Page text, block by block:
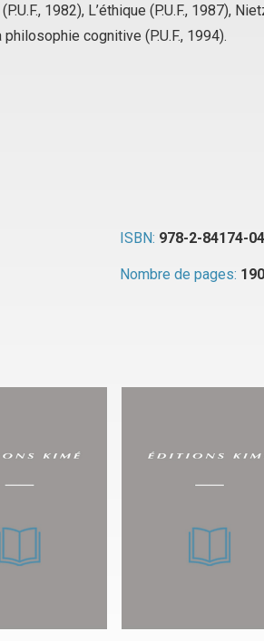
(P.U.F., 1982), L’éthique (P.U.F., 1987),
philosophie cognitive (P.U.F., 1994).
ISBN: 978-2-84174-
Nombre de pages: 190